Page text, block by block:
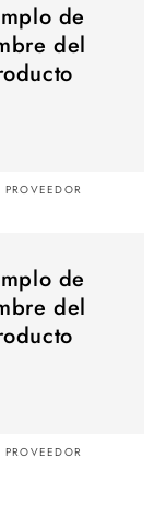
de
del
PROVEEDOR
de
del
PROVEEDOR